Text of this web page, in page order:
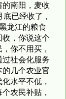
南阳，麦收
已经收了，
龙江的粮食
，你说这个
你不用买，
社会化服务
几个农业官
水平不低，
农民补贴，